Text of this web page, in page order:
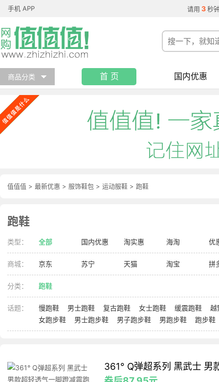
手机 APP 请用 3 秒
商品分类 首 页 国内优惠
值值值 > 最新优惠 > 服饰鞋包 > 运动服鞋 > 跑鞋
跑鞋
类型： 全部 国内优惠 淘实惠 海淘 优
商城： 京东 苏宁 天猫 淘宝 拼
分类： 跑鞋
话题： 慢跑鞋 男士跑鞋 复古跑鞋 女士跑鞋 缓震跑鞋
越
女跑步鞋
男士跑步鞋 男子跑步鞋 男跑步鞋 跑步鞋
361° Q弹超系列 黑武士